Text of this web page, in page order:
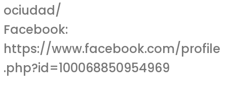
ociudad/
Facebook:
https://www.facebook.com/profile
.php?id=100068850954969